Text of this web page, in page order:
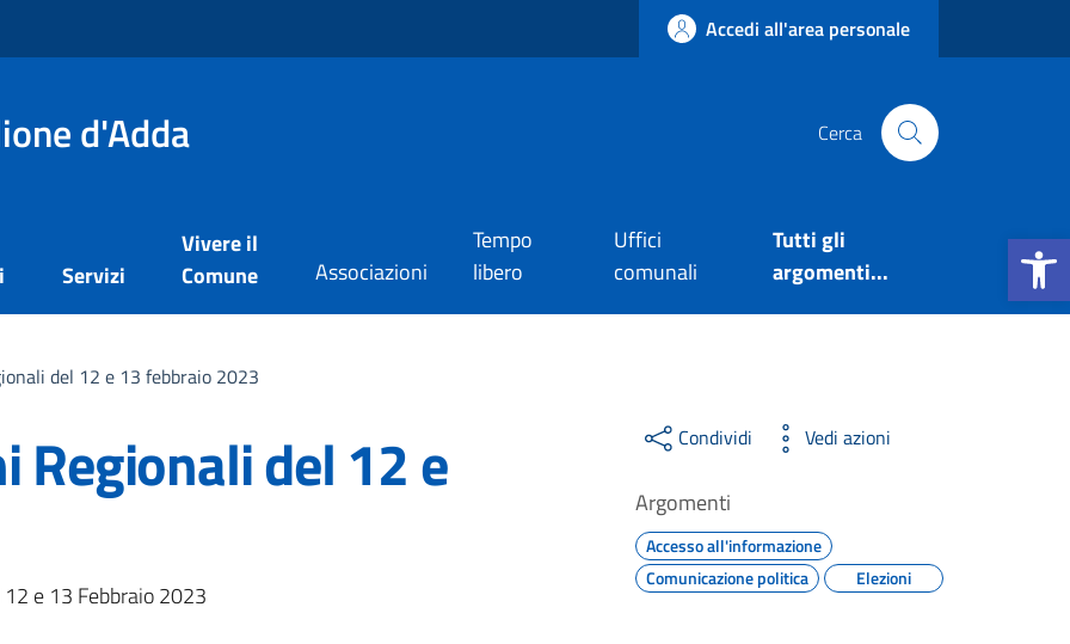
Apri la
Accedi all'area personale
d'Adda Cerca
Servizi
Vivere il
Comune
Associazioni
Tempo
libero
Uffici
comunali
Tutti gli
argomenti...
del 12 e 13 febbraio 2023
Regionali del 12 e
e 13 Febbraio 2023
Condividi Vedi azioni
Argomenti
Accesso all'informazione
Comunicazione politica
Elezioni